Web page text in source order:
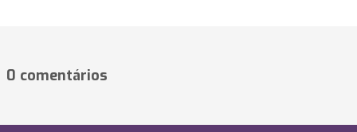
0 comentários